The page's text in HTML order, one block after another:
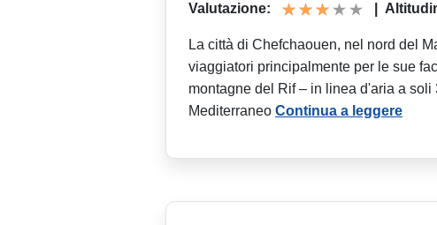
Valutazione:
La città di Chefchaouen, nel nord del
viaggiatori principalmente per le sue
montagne del Rif – in linea d'aria a soli
Mediterraneo Continua a leggere